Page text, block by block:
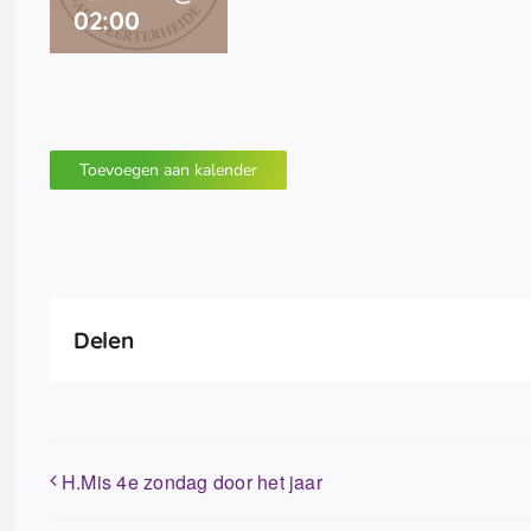
02:00
Toevoegen aan kalender
Delen
H.Mis 4e zondag door het jaar